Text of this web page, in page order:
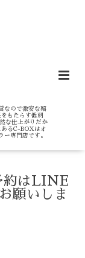
なので激安な嬉
もたらす低刺
な仕上がりだか
あるC-BOXはオ
ー専門店です。
はLINE
願いしま